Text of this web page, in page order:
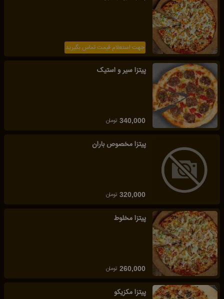
جهت استعلام قیمت تماس بگیرید
پیتزا سیر و استیک
340,000 تومان
پیتزا مخصوص باران
320,000 تومان
پیتزا مخلوط
260,000 تومان
پیتزا مکزیکو